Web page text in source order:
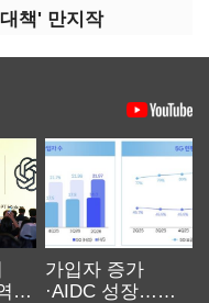
책' 만지작
대
가입자 증가
·AIDC 성장…